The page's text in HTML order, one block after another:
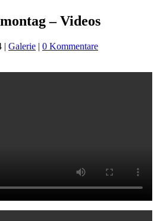
– Videos
| Galerie | 0 Kommentare